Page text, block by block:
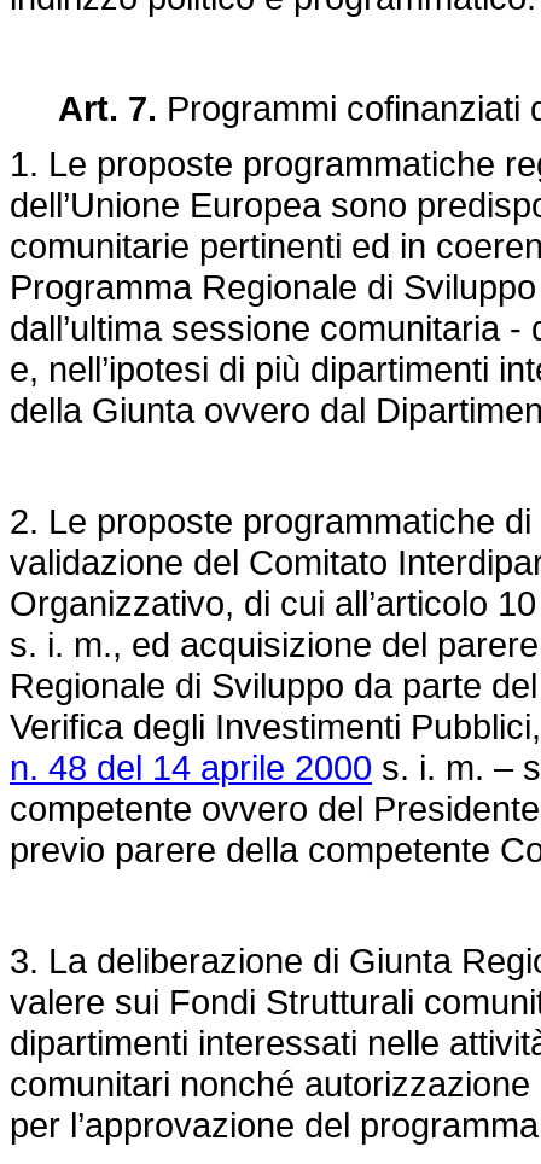
Art. 7. Programmi cofinanziati
1. Le proposte programmatiche
dell’Unione Europea sono
comunitarie pertinenti ed in
Programma Regionale di
dall’ultima sessione comunitaria
e, nell’ipotesi di più dipartimenti
della Giunta ovvero dal
2. Le proposte programmatiche
validazione del Comitato
Organizzativo, di cui all’articolo
s. i. m., ed acquisizione del
Regionale di Sviluppo da parte
Verifica degli Investimenti
n. 48 del 14 aprile 2000 s. i. m. –
competente ovvero del
previo parere della competente
3. La deliberazione di Giunta
valere sui Fondi Strutturali
dipartimenti interessati nelle
comunitari nonché
per l’approvazione del